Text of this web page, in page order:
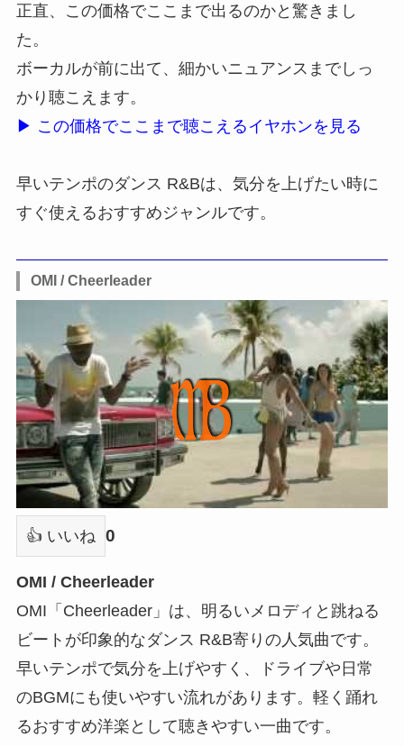
正直、この価格でここまで出るのかと驚きまし
た。
ボーカルが前に出て、細かいニュアンスまでしっ
かり聴こえます。
▶ この価格でここまで聴こえるイヤホンを見る
早いテンポのダンス R&Bは、気分を上げたい時に
すぐ使えるおすすめジャンルです。
OMI / Cheerleader
👍 いいね 0
OMI / Cheerleader
OMI「Cheerleader」は、明るいメロディと跳ねる
ビートが印象的なダンス R&B寄りの人気曲です。
早いテンポで気分を上げやすく、ドライブや日常
のBGMにも使いやすい流れがあります。軽く踊れ
るおすすめ洋楽として聴きやすい一曲です。